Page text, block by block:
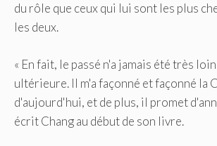
du rôle que ceux qui lui sont les plus
les deux.
« En fait, le passé n'a jamais été très
ultérieure. Il m'a façonné et façonné la
d'aujourd'hui, et de plus, il promet
écrit Chang au début de son livre.